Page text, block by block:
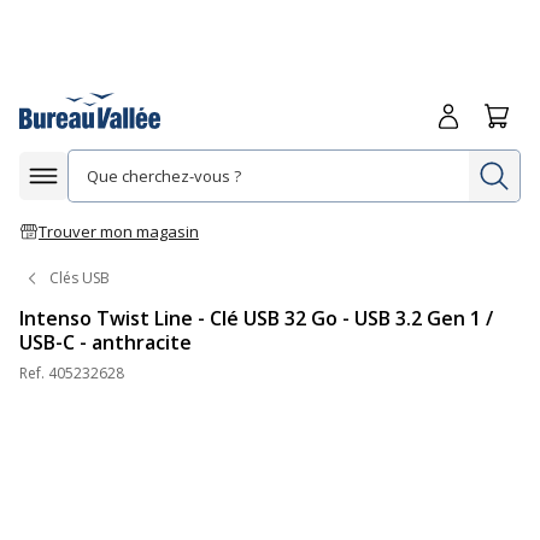
Afficher la navigation
Trouver mon magasin
Me
Clés USB
Intenso Twist Line - Clé USB 32 Go - USB 3.2 Gen 1 /
USB-C - anthracite
Ref. 405232628